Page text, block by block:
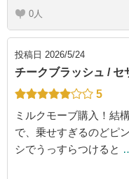
0
投稿日 2026/5/24
チークブラッシュ / セ
5
ミルクモーブ購入！結
で、乗せすぎるのどピ
シでうっすらつけると